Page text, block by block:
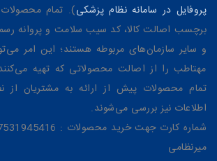
پروفایل در سامانه نظام پزشکی). تمام
برچسب اصالت کالا، کد سیب سلامت و پروانه
و سایر سازمان‌های مربوطه هستند؛ این امر
مهتاطب را از اصالت محصولاتی که تهیه
تمام محصولات پیش از ارائه به مشتریان
اطلاعات نیز بررسی می‌شوند.
میرنظامی